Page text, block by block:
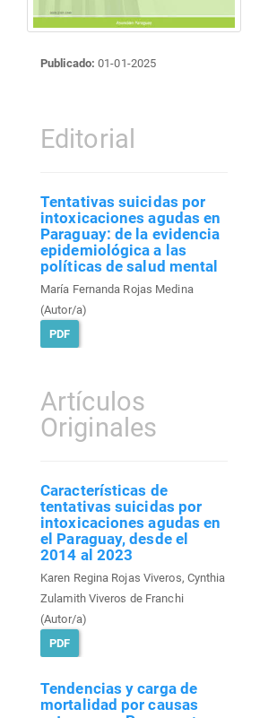
Publicado:01-01-2025
Editorial
Tentativas suicidas por
intoxicaciones agudas en
Paraguay: de la evidencia
epidemiológica a las
políticas de salud mental
María Fernanda Rojas Medina
(Autor/a)
PDF
Artículos
Originales
Características de
tentativas suicidas por
intoxicaciones agudas en
el Paraguay, desde el
2014 al 2023
Karen Regina Rojas Viveros, Cynthia
Zulamith Viveros de Franchi
(Autor/a)
PDF
Tendencias y carga de
mortalidad por causas